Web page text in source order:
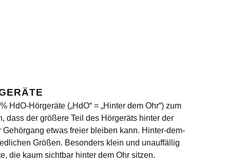
HdO-Hörgeräte („HdO“ = „Hinter dem Ohr“) zum
dass der größere Teil des Hörgeräts hinter der
etwas freier bleiben kann. Hinter-dem-
Größen. Besonders klein und unauffällig
die kaum sichtbar hinter dem Ohr sitzen.